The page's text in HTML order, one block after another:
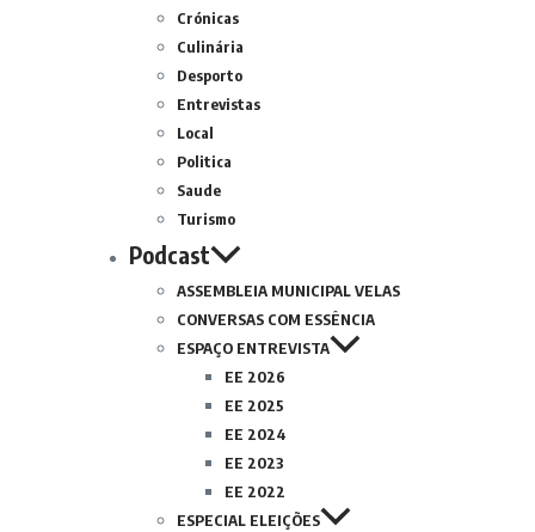
Crónicas
Culinária
Desporto
Entrevistas
Local
Politica
Saude
Turismo
Podcast
ASSEMBLEIA MUNICIPAL VELAS
CONVERSAS COM ESSÊNCIA
ESPAÇO ENTREVISTA
EE 2026
EE 2025
EE 2024
EE 2023
EE 2022
ESPECIAL ELEIÇÕES